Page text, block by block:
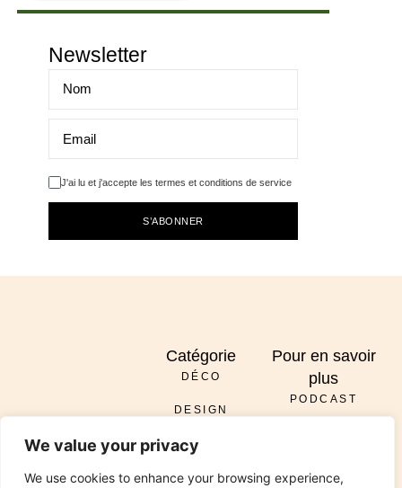
We value your privacy
We use cookies to enhance your browsing experience,
Newsletter
J'ai lu et j'accepte les termes et conditions de service
S’ABONNER
Catégorie
DÉCO
DESIGN
DIY
RÉNOVATION
Pour en savoir
plus
PODCAST